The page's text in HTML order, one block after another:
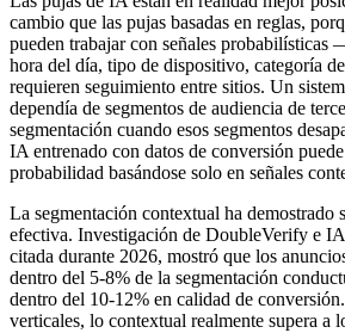
cambio que las pujas basadas en reglas,
pueden trabajar con señales probabilísticas
hora del día, tipo de dispositivo, categoría
requieren seguimiento entre sitios. Un
dependía de segmentos de audiencia de
segmentación cuando esos segmentos
IA entrenado con datos de conversión
probabilidad basándose solo en señales
La segmentación contextual ha demostrado
efectiva. Investigación de DoubleVerify e
citada durante 2026, mostró que los
dentro del 5-8% de la segmentación
dentro del 10-12% en calidad de
verticales, lo contextual realmente supera a